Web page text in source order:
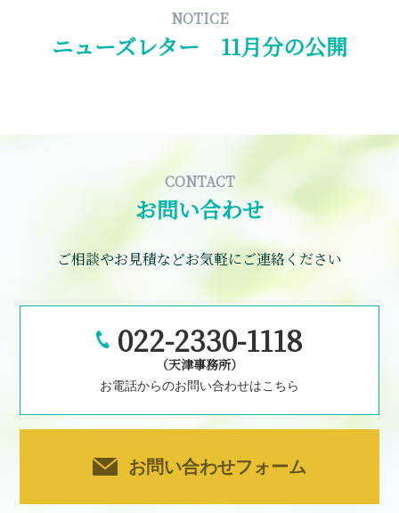
NOTICE
ニューズレター 11月分の公開
CONTACT
お問い合わせ
ご相談やお見積などお気軽にご連絡ください
022-2330-1118
（天津事務所）
お電話からのお問い合わせはこちら
お問い合わせフォーム